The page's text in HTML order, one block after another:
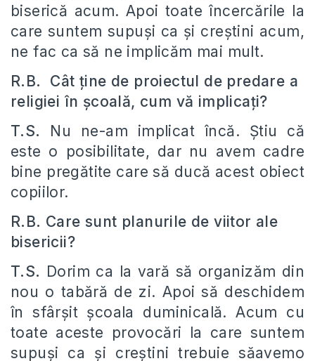
biserică acum. Apoi toate încercările la
care suntem supuşi ca şi creştini acum,
ne fac ca să ne implicăm mai mult.
R.B. Cât ţine de proiectul de predare a
religiei în şcoală, cum vă implicaţi?
T.S.
Nu ne-am implicat încă. Ştiu că
este o posibilitate, dar nu avem cadre
bine pregătite care să ducă acest obiect
copiilor.
R.B. Care sunt planurile de viitor ale
bisericii?
T.S. Dorim ca la vară să organizăm din
nou o tabără de zi. Apoi să deschidem
în sfârşit şcoala duminicală. Acum cu
toate aceste provocări la care suntem
supuşi ca şi creştini trebuie săavemo